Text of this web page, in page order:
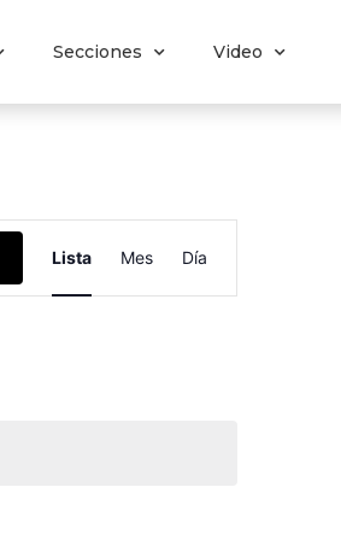
Secciones Video
de
Lista Mes Día